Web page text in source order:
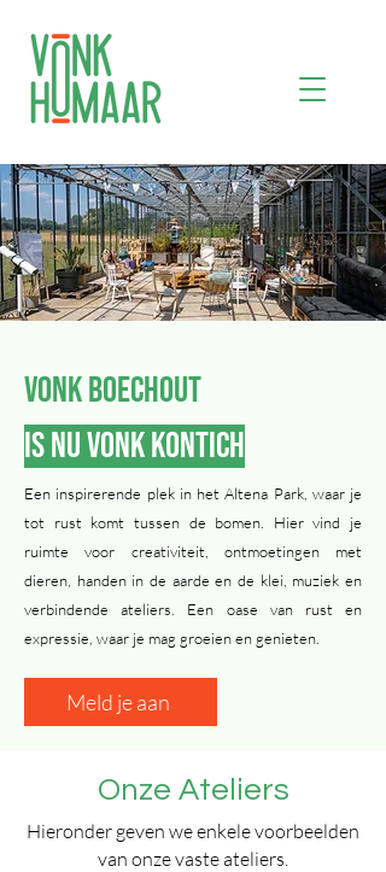
VONK Boechout
IS NU VONK KONTICH
Een inspirerende plek in het Altena Park, waar je
tot rust komt tussen de bomen. Hier vind je
ruimte voor creativiteit, ontmoetingen met
dieren, handen in de aarde en de klei, muziek en
verbindende ateliers. Een oase van rust en
expressie, waar je mag groeien en genieten.
Meld je aan
Onze Ateliers
Hieronder geven we enkele voorbeelden
van onze vaste ateliers.